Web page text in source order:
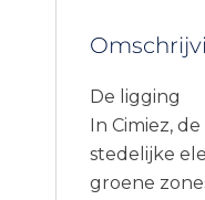
De ligging
In Cimiez,
stedelijke
groene